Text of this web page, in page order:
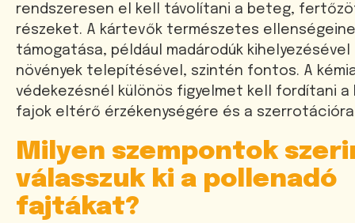
rendszeresen el kell távolítani a beteg,
részeket. A kártevők természetes
támogatása, például madárodúk kihelyezésével
növények telepítésével, szintén fontos. A
védekezésnél különös figyelmet kell fordítani a
fajok eltérő érzékenységére és a
Milyen szempontok
válasszuk ki a pollenadó
fajtákat?